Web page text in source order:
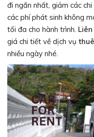
đi ngắn nhất, giảm các
các phí phát sinh không
tối đa cho hành trình.
giá chi tiết về dịch vụ
nhiều ngày nhé.